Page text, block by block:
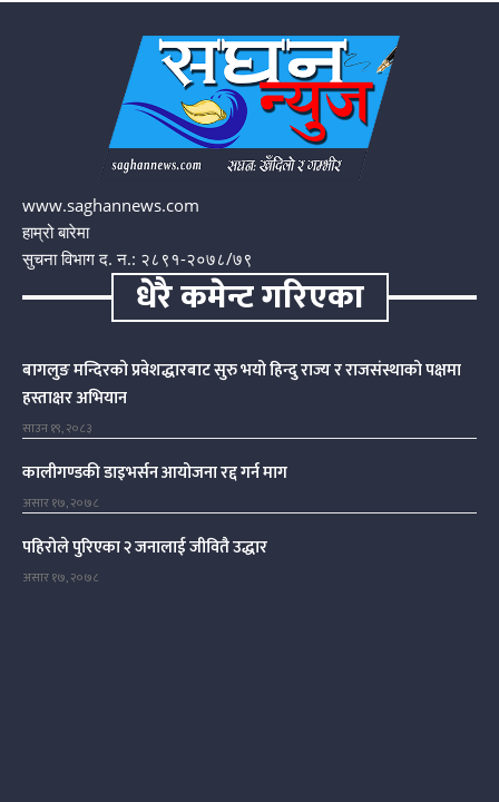
www.saghannews.com
हाम्रो बारेमा
सुचना विभाग द. न.: २८९१-२०७८/७९
धेरै कमेन्ट गरिएका
बागलुङ मन्दिरको प्रवेशद्धारबाट सुरु भयो हिन्दु राज्य र राजसंस्थाको पक्षमा
हस्ताक्षर अभियान
साउन १९, २०८३
कालीगण्डकी डाइभर्सन आयोजना रद्द गर्न माग
असार १७, २०७८
पहिरोले पुरिएका २ जनालाई जीवितै उद्धार
असार १७, २०७८